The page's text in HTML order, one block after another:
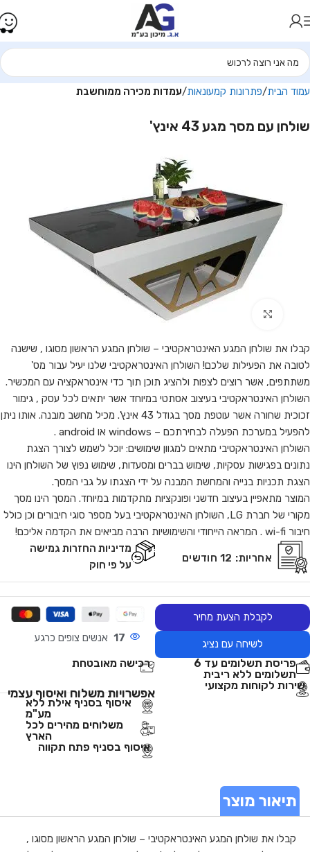
עמוד הבית פתרונות קמעונאות עמדות מכירה ממוחשבת
שולחן עם מסך מגע 43 אינץ'
Click to enlarge
קבלו את שולחן המגע האינטראקטיבי – שולחן המגע הראשון מסוגו , שישנה
לטובה את הפעילות שלכם! השולחן האינטראקטיבי שלנו יעיל עבור מס'
משתתפים, אשר רוצים לצפות ולהציג תוכן תוך כדי אינטראקציה עם המכשיר.
השולחן האינטראקטיבי בעיצוב אסתטי במיוחד אשר יתאים לכל עסק , גימור
זכוכית שחורה אשר עוטפת מסך בגודל 43 אינץ'. מכיל מחשב מובנה. אותו ניתן
להפעיל במערכת הפעלה לבחירתכם – windows או android .
השולחן האינטראקטיבי מתאים למגוון שימושים: יוכל לשמש לצורך הצגת
נתונים בפגישות עסקיות, שימוש בברים ומסעדות, שימוש נפוץ של השולחן הינו
הצגת תכניות בנייה והמחשת המבנה על ידי הצגתו על גבי המסך.
המוצר מתאפיין בעיצוב חדשני ופונקציות מתקדמות במיוחד. המסך הינו מסך
מקורי של חברת LG, השולחן האינטראקטיבי בעל מספר סוגי חיבורים וכן כולל
חיבור wi-fi . המראה הייחודי והשימושיות הרבה מביאים את הקדמה אליכם!
אחריות: 12 חודשים
מדיניות החזרות גמישה
על פי חוק
לקבלת הצעת מחיר
לשיחה עם נציג 17 אנשים צופים כרגע
פריסת תשלומים עד 6
תשלומים ללא ריבית
רכישה מאובטחת
שירות לקוחות מקצועי
אפשרויות משלוח ואיסוף עצמי
איסוף בסניף אילת ללא
מע"מ
משלוחים מהירים לכל
הארץ
איסוף בסניף פתח תקווה
תיאור מוצר
קבלו את שולחן המגע האינטראקטיבי – שולחן המגע הראשון מסוגו ,